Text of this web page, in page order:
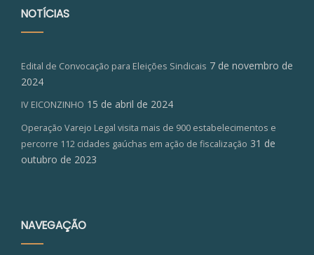
NOTÍCIAS
Edital de Convocação para Eleições Sindicais 7 de novembro de
2024
IV EICONZINHO 15 de abril de 2024
Operação Varejo Legal visita mais de 900 estabelecimentos e
percorre 112 cidades gaúchas em ação de fiscalização 31 de
outubro de 2023
NAVEGAÇÃO